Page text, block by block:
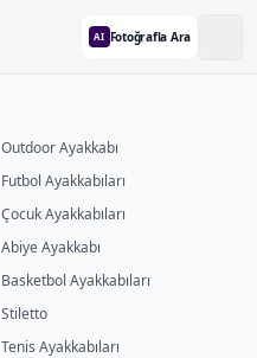
AI Fotoğrafla Ara
Outdoor Ayakkabı
Futbol Ayakkabıları
Çocuk Ayakkabıları
Abiye Ayakkabı
Basketbol Ayakkabıları
Stiletto
Tenis Ayakkabıları